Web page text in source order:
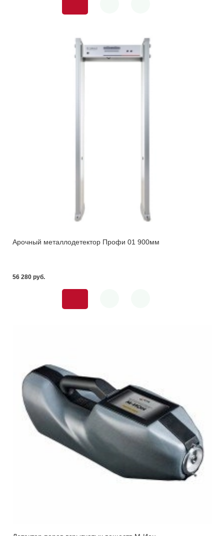
Арочный металлодетектор Профи 01 900мм
56 280 pуб.